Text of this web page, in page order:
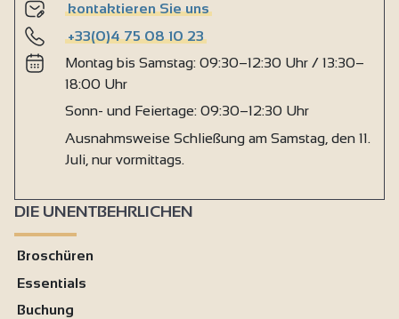
kontaktieren Sie uns
+33(0)4 75 08 10 23
Montag bis Samstag: 09:30–12:30 Uhr / 13:30–
18:00 Uhr
Sonn- und Feiertage: 09:30–12:30 Uhr
Ausnahmsweise Schließung am Samstag, den 11.
Juli, nur vormittags.
DIE UNENTBEHRLICHEN
Broschüren
Essentials
Buchung